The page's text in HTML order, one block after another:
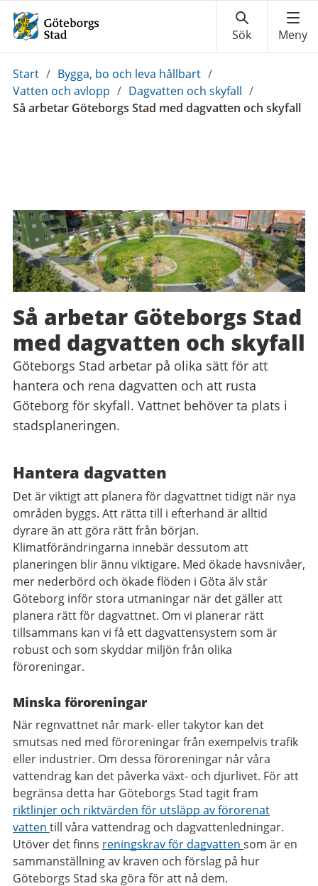
Du
är
här:
Start / Bygga, bo och leva hållbart /
Vatten och avlopp / Dagvatten och skyfall /
Så arbetar Göteborgs Stad med dagvatten och skyfall
Så arbetar Göteborgs Stad
med dagvatten och skyfall
Göteborgs Stad arbetar på olika sätt för att
hantera och rena dagvatten och att rusta
Göteborg för skyfall. Vattnet behöver ta plats i
stadsplaneringen.
Hantera dagvatten
Det är viktigt att planera för dagvattnet tidigt när nya
områden byggs. Att rätta till i efterhand är alltid
dyrare än att göra rätt från början.
Klimatförändringarna innebär dessutom att
planeringen blir ännu viktigare. Med ökade havsnivåer,
mer nederbörd och ökade flöden i Göta älv står
Göteborg inför stora utmaningar när det gäller att
planera rätt för dagvattnet. Om vi planerar rätt
tillsammans kan vi få ett dagvattensystem som är
robust och som skyddar miljön från olika
föroreningar.
Minska föroreningar
När regnvattnet når mark- eller takytor kan det
smutsas ned med föroreningar från exempelvis trafik
eller industrier. Om dessa föroreningar når våra
vattendrag kan det påverka växt- och djurlivet. För att
begränsa detta har Göteborgs Stad tagit fram
riktlinjer och riktvärden för utsläpp av förorenat
vatten till våra vattendrag och dagvattenledningar.
Utöver det finns reningskrav för dagvatten som är en
sammanställning av kraven och förslag på hur
Göteborgs Stad ska göra för att nå dem.